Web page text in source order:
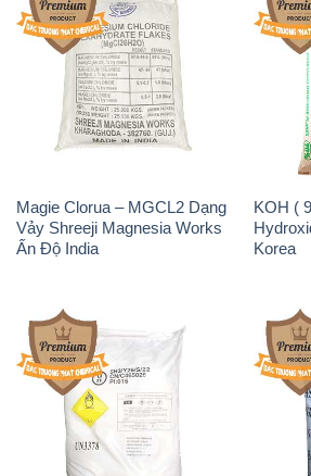
Magie Clorua – MGCL2 Dạng
Vảy Shreeji Magnesia Works
Ấn Độ India
KOH (
Korea